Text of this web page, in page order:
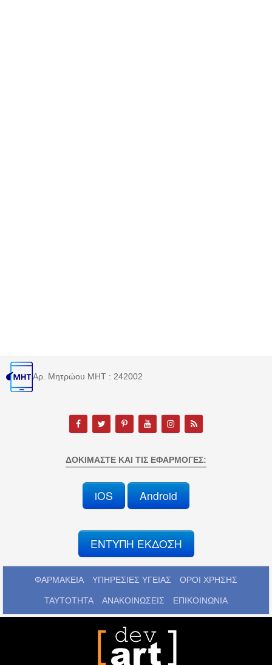
Αρ. Μητρώου MHT : 242002
ΔΟΚΙΜΆΣΤΕ ΚΑΙ ΤΙΣ ΕΦΑΡΜΟΓΈΣ:
iOS Android
ΕΝΤΥΠΗ ΕΚΔΟΣΗ
ΦΑΡΜΑΚΕΙΑ ΥΠΗΡΕΣΙΕΣ ΥΓΕΙΑΣ ΟΡΟΙ ΧΡΗΣΗΣ
ΤΑΥΤΟΤΗΤΑ ΑΝΑΚΟΙΝΩΣΕΙΣ ΕΠΙΚΟΙΝΩΝΙΑ